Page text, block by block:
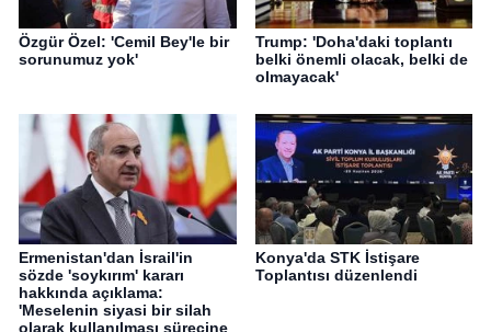
Özgür Özel: 'Cemil Bey'le bir
sorunumuz yok'
Trump: 'Doha'daki toplantı
belki önemli olacak, belki de
olmayacak'
Ermenistan'dan İsrail'in
sözde 'soykırım' kararı
hakkında açıklama:
'Meselenin siyasi bir silah
olarak kullanılması sürecine
Konya'da STK İstişare
Toplantısı düzenlendi